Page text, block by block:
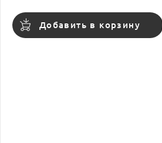
Добавить в корзину